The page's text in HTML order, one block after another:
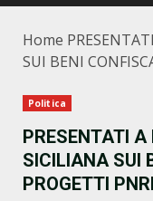
Home
SUI BENI
Politica
PRESENTATI
SICILIANA SUI
PROGETTI